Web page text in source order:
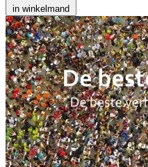
in winkelmand